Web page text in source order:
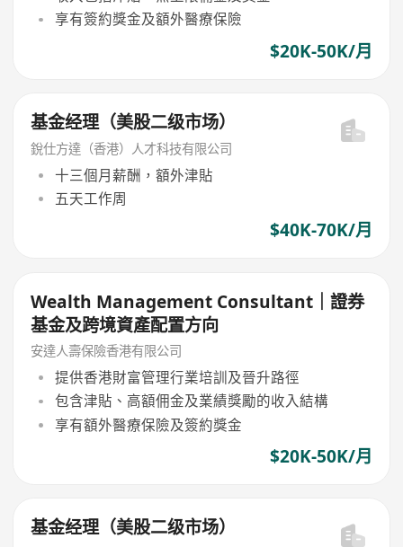
享有簽約獎金及額外醫療保險
$20K-50K/月
基金经理（美股二级市场）
銳仕方達（香港）人才科技有限公司
十三個月薪酬，額外津貼
五天工作周
$40K-70K/月
Wealth Management Consultant｜證券
基金及跨境資產配置方向
安達人壽保險香港有限公司
提供香港財富管理行業培訓及晉升路徑
包含津貼、高額佣金及業績獎勵的收入結構
享有額外醫療保險及簽約獎金
$20K-50K/月
基金经理（美股二级市场）